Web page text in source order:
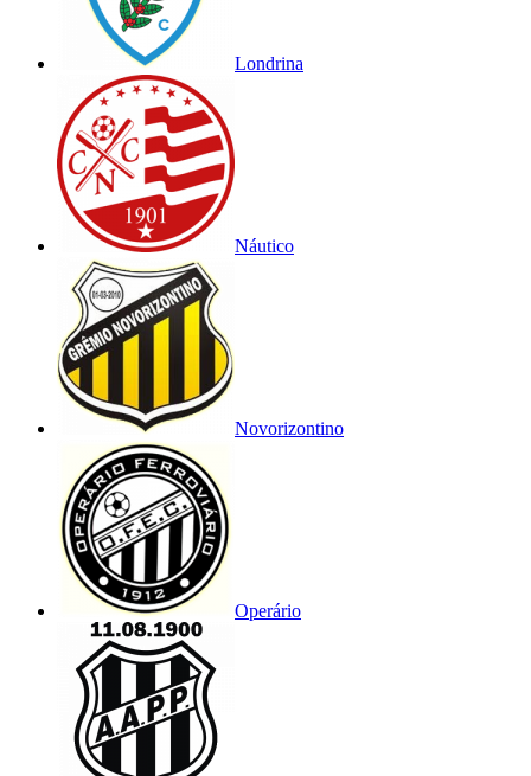
Londrina
Náutico
Novorizontino
Operário